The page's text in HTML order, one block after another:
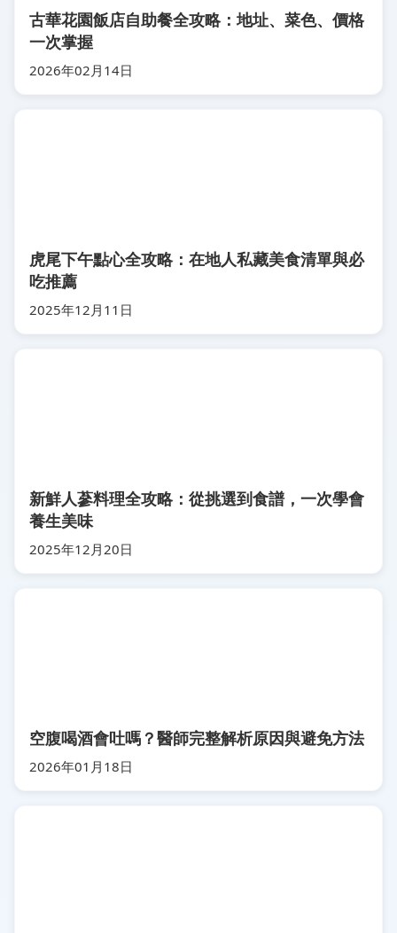
古華花園飯店自助餐全攻略：地址、菜色、價格
一次掌握
2026年02月14日
虎尾下午點心全攻略：在地人私藏美食清單與必
吃推薦
2025年12月11日
新鮮人蔘料理全攻略：從挑選到食譜，一次學會
養生美味
2025年12月20日
空腹喝酒會吐嗎？醫師完整解析原因與避免方法
2026年01月18日